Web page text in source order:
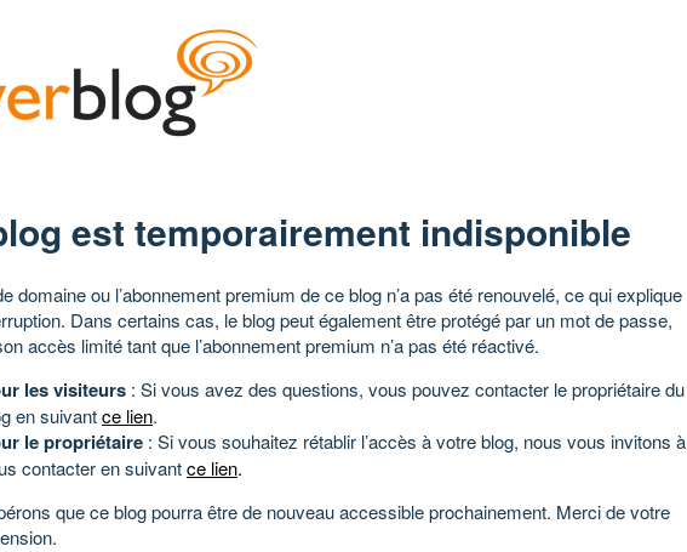
est temporairement indisponible
domaine ou l’abonnement premium de ce blog n’a pas été renouvelé, ce qui explique
Dans certains cas, le blog peut également être protégé par un mot de passe,
accès limité tant que l’abonnement premium n’a pas été réactivé.
les visiteurs : Si vous avez des questions, vous pouvez contacter le propriétaire du
en suivantce lien.
le propriétaire : Si vous souhaitez rétablir l’accès à votre blog, nous vous invitons à
contacter en suivantce lien.
que ce blog pourra être de nouveau accessible prochainement. Merci de votre